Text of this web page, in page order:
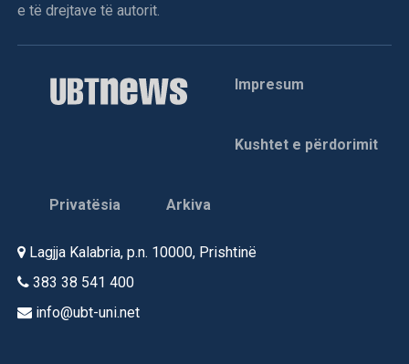
Maxhunaj i Vushtrrisë
spitalin ushtarak të Tiranës, pasi ditë më parë ishte
LDK-së në Vushtrri.
e të drejtave të autorit.
Impresum
Kushtet e përdorimit
Privatësia Arkiva
Lagjja Kalabria, p.n. 10000, Prishtinë
383 38 541 400
info@ubt-uni.net